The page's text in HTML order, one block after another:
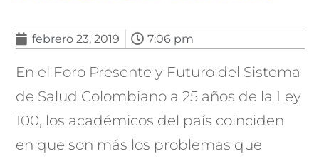
febrero 23, 2019 7:06 pm
En el Foro Presente y Futuro del Sistema
de Salud Colombiano a 25 años de la Ley
100, los académicos del país coinciden
en que son más los problemas que